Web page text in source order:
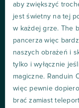
aby zwiększyć
jest świetny na tej
w każdej grze. The
pancerza więc
naszych obrażeń i
tylko i wyłącznie
magiczne. Randuin
więc pewnie
brać zamiast